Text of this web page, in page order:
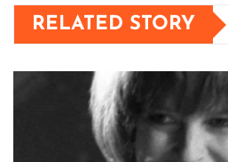
RELATED STORY